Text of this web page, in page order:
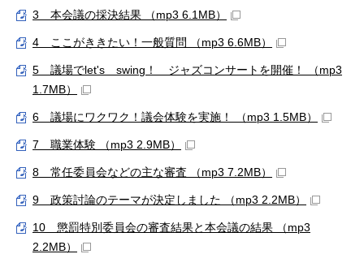
3 本会議の採決結果 （mp3 6.1MB）
4 ここがききたい！一般質問 （mp3 6.6MB）
5 議場でlet's swing！ ジャズコンサートを開催！ （mp3
1.7MB）
6 議場にワクワク！議会体験を実施！ （mp3 1.5MB）
7 職業体験 （mp3 2.9MB）
8 常任委員会などの主な審査 （mp3 7.2MB）
9 政策討論のテーマが決定しました （mp3 2.2MB）
10 懲罰特別委員会の審査結果と本会議の結果 （mp3
2.2MB）